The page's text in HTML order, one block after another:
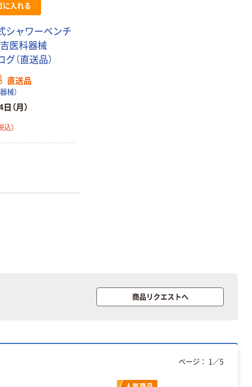
に入れる
シャワーベンチ
吉医科器械
（直送品）
直送品
械）
（月）
込）
商品リクエストへ
ページ： 1 ／5